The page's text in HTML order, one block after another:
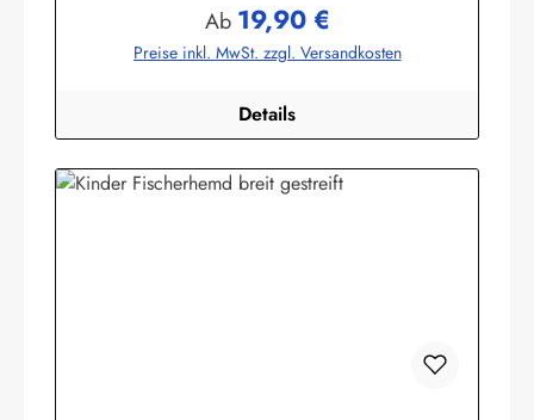
GmbHHeglitzer Str. 1226409 Wittmundinfo@modas-
bekleidung.de
Regulärer Preis:
Ab 19,90 €
Preise inkl. MwSt. zzgl. Versandkosten
Details